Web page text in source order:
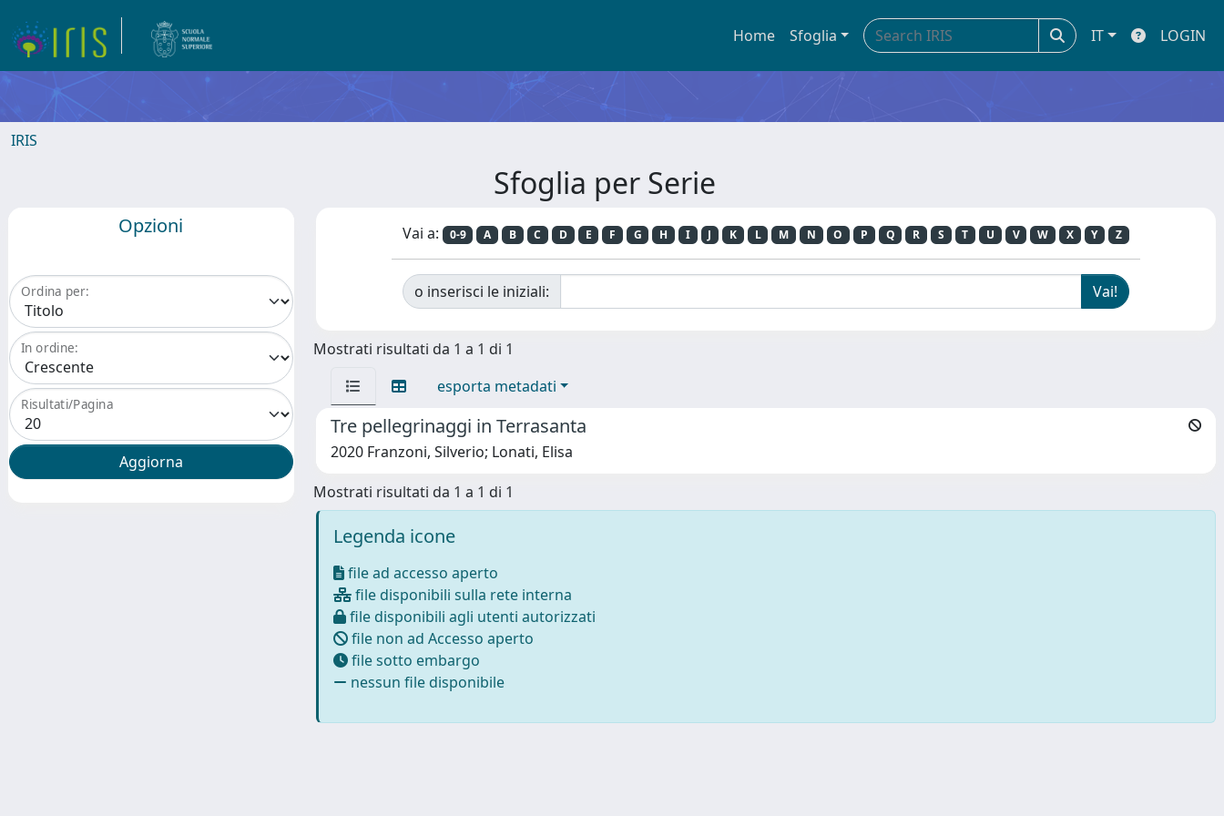
Home Sfoglia IT LOGIN
IRIS
Sfoglia per Serie
Opzioni
Ordina per:
In ordine:
Risultati/Pagina
Vai a: 0-9 A B C D E F G H I J K L M N O P Q R S T U V W X Y Z
o inserisci le iniziali:
Mostrati risultati da 1 a 1 di 1
esporta metadati
Tre pellegrinaggi in Terrasanta
2020 Franzoni, Silverio; Lonati, Elisa
Mostrati risultati da 1 a 1 di 1
Legenda icone
file ad accesso aperto
file disponibili sulla rete interna
file disponibili agli utenti autorizzati
file non ad Accesso aperto
file sotto embargo
nessun file disponibile